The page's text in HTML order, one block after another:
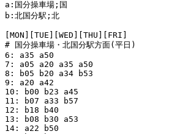
a:国分操車場;国
b:北国分駅;北
[MON][TUE][WED][THU][FRI]
# 国分操車場・北国分駅方面(平日)
6: a35 a50
7: a05 a20 a35 a50
8: b05 b20 a34 b53
9: a20 a42
10: b00 b23 a45
11: b07 a33 b57
12: b18 b40
13: b08 b30 a53
14: a22 b50